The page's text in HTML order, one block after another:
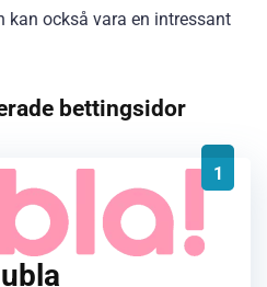
kan också vara en intressant
bettingsidor
1